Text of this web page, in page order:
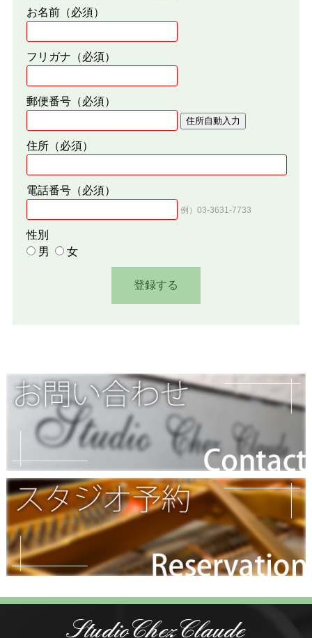
お名前（必須）
フリガナ （必須）
郵便番号（必須）
住所自動入力
住所（必須）
電話番号（必須）
例）03-3631-7733
性別
男
女